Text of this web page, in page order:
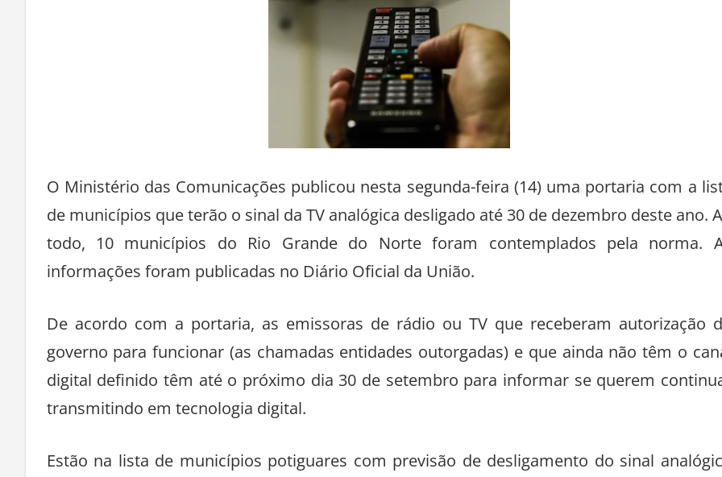
O Ministério das Comunicações publicou nesta segunda-feira (14) uma portaria com a
de municípios que terão o sinal da TV analógica desligado até 30 de dezembro deste ano.
todo, 10 municípios do Rio Grande do Norte foram contemplados pela norma.
informações foram publicadas no Diário Oficial da União.
De acordo com a portaria, as emissoras de rádio ou TV que receberam autorização
governo para funcionar (as chamadas entidades outorgadas) e que ainda não têm o
digital definido têm até o próximo dia 30 de setembro para informar se querem
transmitindo em tecnologia digital.
Estão na lista de municípios potiguares com previsão de desligamento do sinal